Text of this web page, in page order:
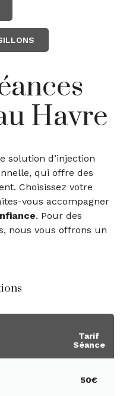
Havre
solution d’injection
qui offre des
Choisissez votre
vous accompagner
. Pour des
nous vous offrons un
Tarif
Séance
50€